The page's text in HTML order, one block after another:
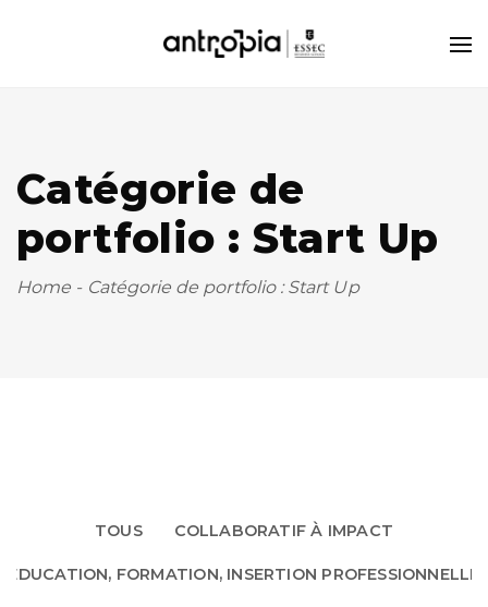
Catégorie de
portfolio : Start Up
Home - Catégorie de portfolio : Start Up
TOUS COLLABORATIF À IMPACT
EDUCATION, FORMATION, INSERTION PROFESSIONNELLE